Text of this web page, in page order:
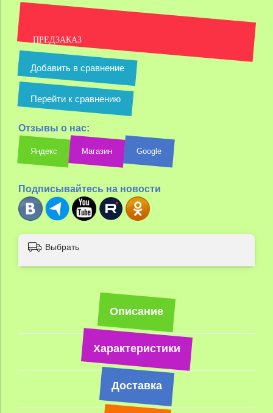
ПРЕДЗАКАЗ
Добавить в сравнение
Перейти к сравнению
Отзывы о нас:
Яндекс Магазин Google
Подписывайтесь на новости
Выбрать
Описание
Характеристики
Доставка